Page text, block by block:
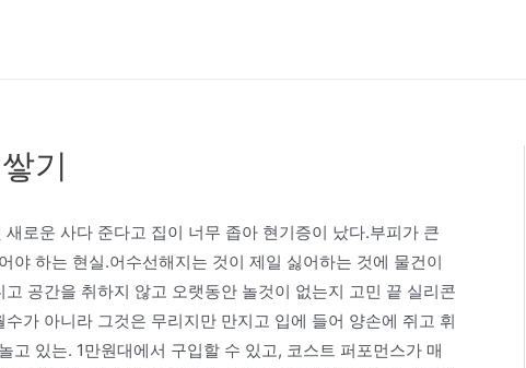
기
로운 사다 준다고 집이 너무 좁아 현기증이 났다.부피가 큰
야 하는 현실.어수선해지는 것이 제일 싫어하는 것에 물건이
공간을 취하지 않고 오랫동안 놀것이 없는지 고민 끝 실리콘
가 아니라 그것은 무리지만 만지고 입에 들어 양손에 쥐고 휘
있는. 1만원대에서 구입할 수 있고, 코스트 퍼포먼스가 매